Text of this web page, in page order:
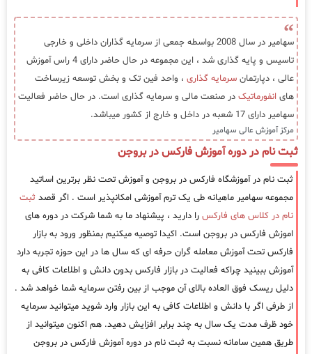
سهامیر در سال 2008 بواسطه جمعی از سرمایه گذاران داخلی و خارجی
تاسیس و پایه گذاری شد ، این مجموعه در حال حاضر دارای 4 راس آموزش
عالی ، دپارتمان سرمایه گذاری ، واحد فین تک و بخش توسعه زیرساخت
های انفورماتیک در صنعت مالی و سرمایه گذاری است. در حال حاضر فعالیت
سهامیر دارای 17 شعبه در داخل و خارج از کشور میباشد.
مرکز آموزش عالی سهامیر
ثبت نام در دوره آموزش فارکس در بروجن
ثبت نام در آموزشگاه فارکس در بروجن و آموزش تحت نظر برترین اساتید
مجموعه سهامیر ماهیانه طی یک ترم آموزشی امکانپذیر است . اگر قصد ثبت
نام در کلاس های فارکس را دارید ، پیشنهاد ما به شما شرکت در دوره های
اموزش فارکس در بروجن است. اکیدا توصیه میکنیم بمنظور ورود به بازار
فارکس تحت آموزش معامله گران حرفه ای که سال ها در این حوزه تجربه دارد
آموزش ببینید چراکه فعالیت در بازار فارکس بدون دانش و اطلاعات کافی به
دلیل ریسک فوق العاده بالای آن موجب از بین رفتن سرمایه شما خواهد شد .
از طرفی اگر با دانش و اطلاعات کافی به این بازار وارد شوید میتوانید سرمایه
خود ظرف مدت یک سال به چند برابر افزایش دهید. هم اکنون میتوانید از
طریق همین سامانه نسبت به ثبت نام در دوره آموزش فارکس در بروجن